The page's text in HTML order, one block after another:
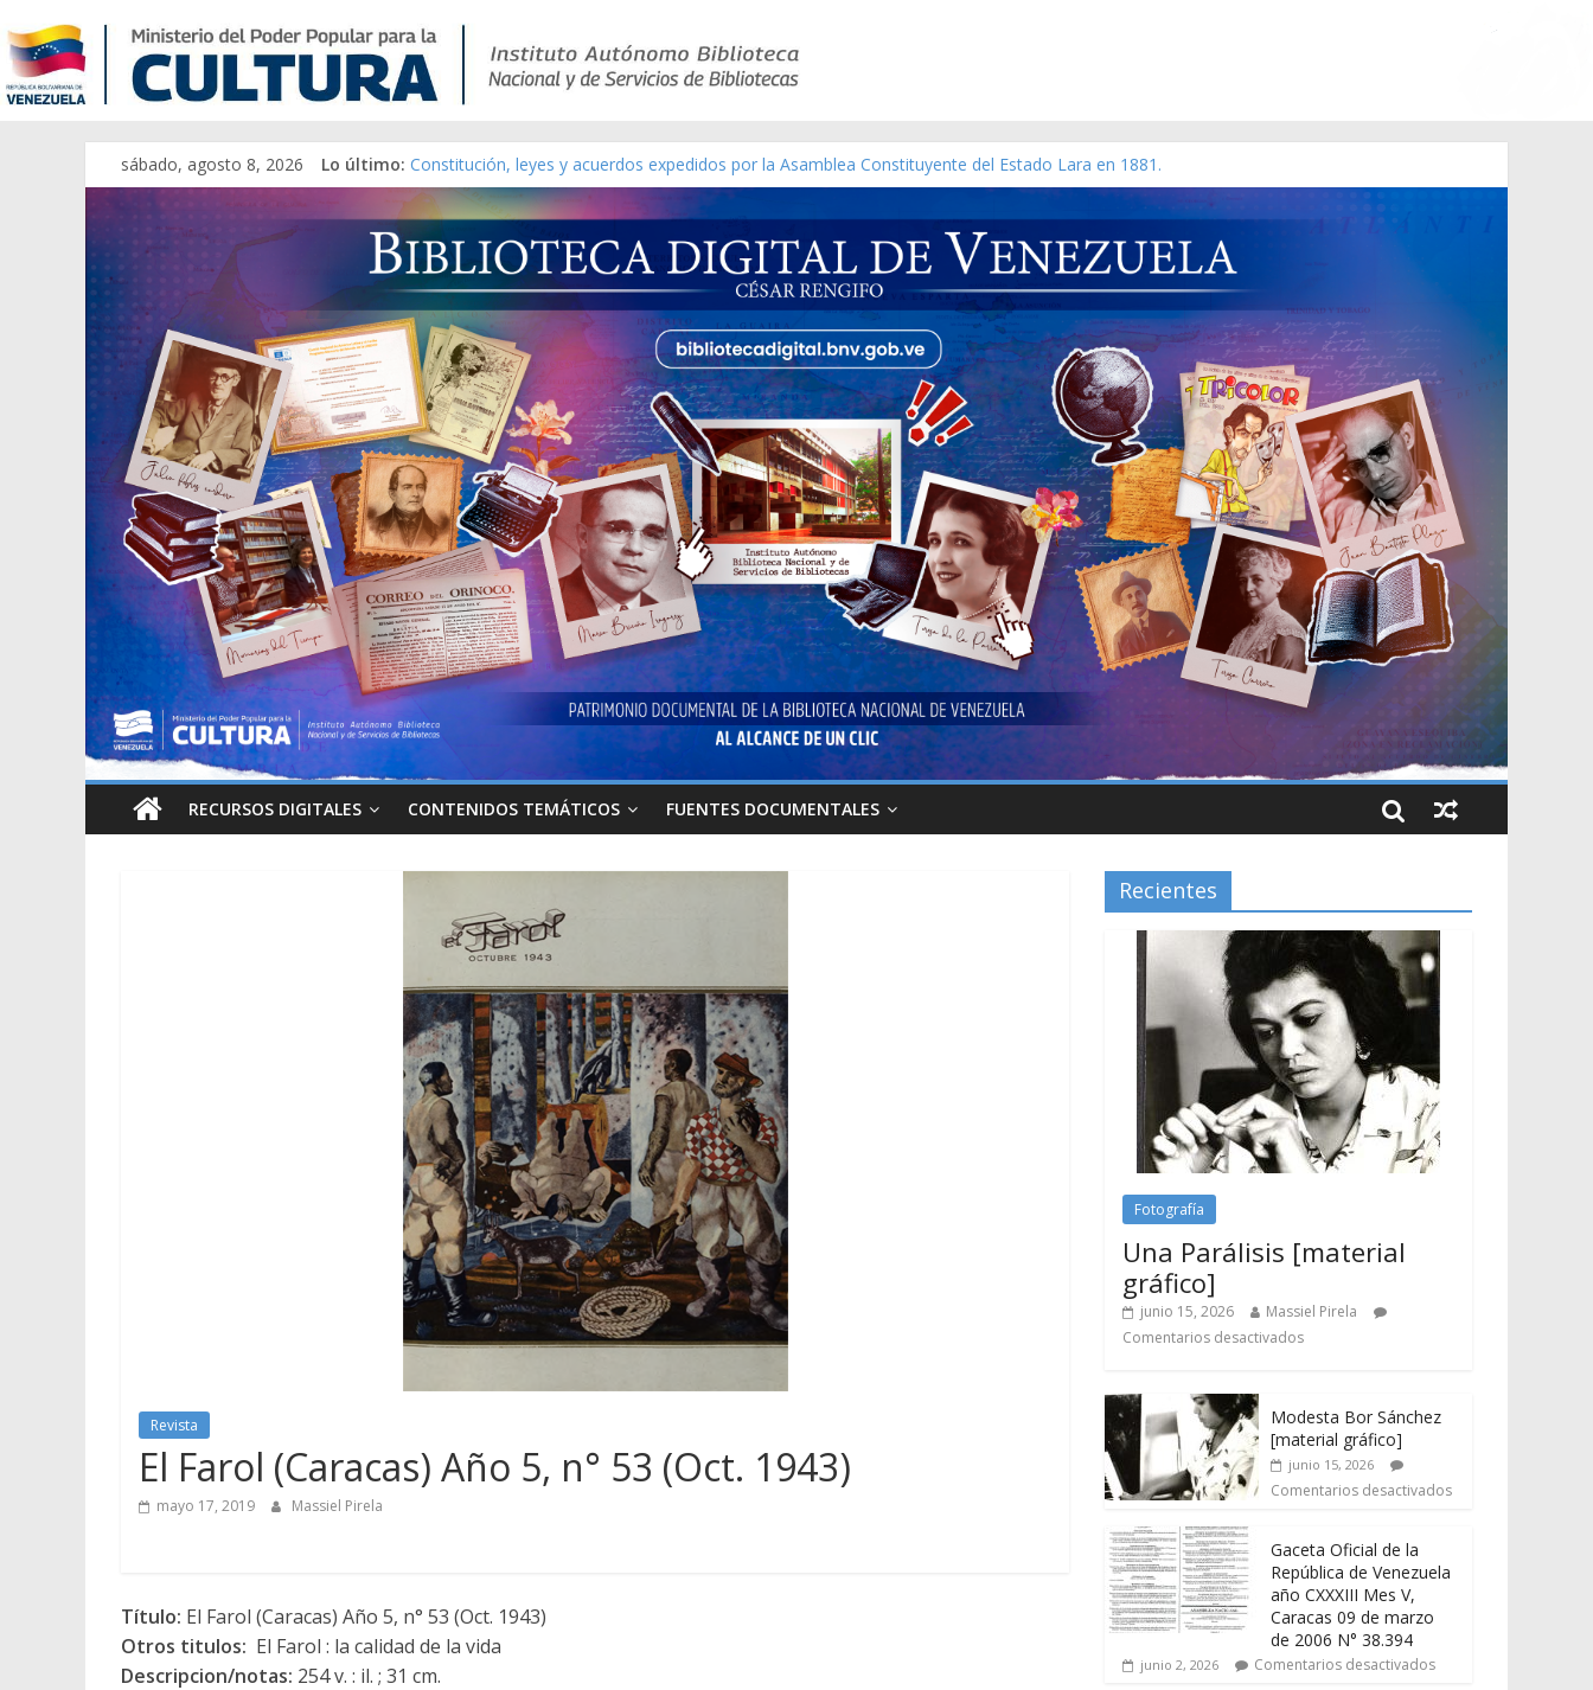
sábado, agosto 8, 2026 Lo último: Constitución, leyes y acuerdos expedidos por la Asamblea Constituyente del Estado Lara en 1881.
Una Parálisis [material gráfico]
Modesta Bor Sánchez [material gráfico]
Gaceta Oficial de la República de Venezuela año CXXXIII Mes V, Caracas 09 de marzo de 2006 N° 38.394
Catálogo temático de obras de Modesta Bor
RECURSOS DIGITALES CONTENIDOS TEMÁTICOS FUENTES DOCUMENTALES
Revista
El Farol (Caracas) Año 5, n° 53 (Oct. 1943)
mayo 17, 2019 Massiel Pirela
Título: El Farol (Caracas) Año 5, n° 53 (Oct. 1943)
Otros titulos: El Farol : la calidad de la vida
Descripcion/notas: 254 v. : il. ; 31 cm.
Recientes
Fotografía
Una Parálisis [material
gráfico]
junio 15, 2026
Massiel Pirela
Comentarios desactivados
Modesta Bor Sánchez
[material gráfico]
junio 15, 2026
Comentarios desactivados
Gaceta Oficial de la
República de Venezuela
año CXXXIII Mes V,
Caracas 09 de marzo
de 2006 N° 38.394
junio 2, 2026 Comentarios desactivados